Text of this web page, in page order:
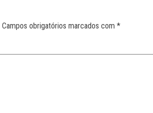
Campos obrigatórios marcados com *